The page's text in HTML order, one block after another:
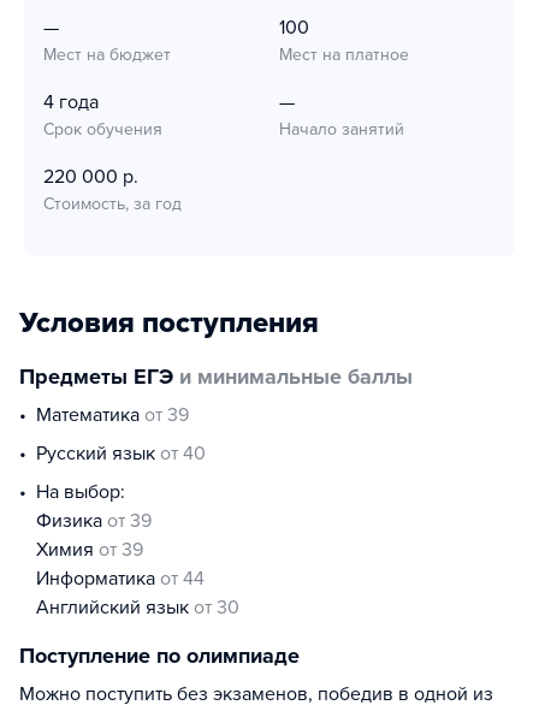
—
Мест на бюджет
100
Мест на платное
4 года
Срок обучения
—
Начало занятий
220 000 р.
Стоимость, за год
Условия поступления
Предметы ЕГЭ и минимальные баллы
математика от 39
русский язык от 40
На выбор:
физика от 39
химия от 39
информатика от 44
английский язык от 30
Поступление по олимпиаде
Можно поступить без экзаменов, победив в одной из